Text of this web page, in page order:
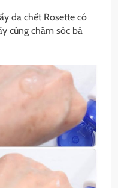
da chết Rosette có
cùng chăm sóc bà